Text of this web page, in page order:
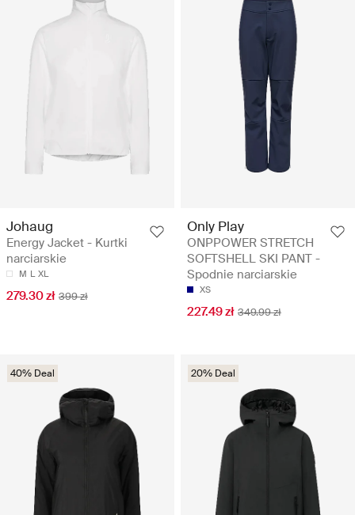
Johaug
Energy Jacket - Kurtki
narciarskie
M L XL
279.30 zł 399 zł
Only Play
ONPPOWER STRETCH
SOFTSHELL SKI PANT -
Spodnie narciarskie
XS
227.49 zł 349.99 zł
40% Deal 20% Deal